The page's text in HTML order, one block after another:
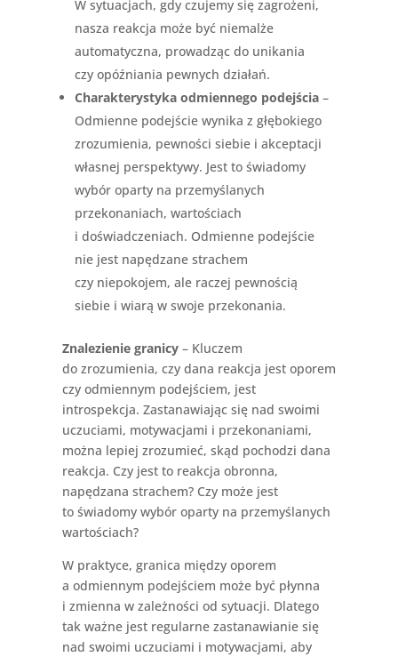
W sytuacjach, gdy czujemy się zagrożeni,
nasza reakcja może być niemalże
automatyczna, prowadząc do unikania
czy opóźniania pewnych działań.
Charakterystyka odmiennego podejścia–
Odmienne podejście wynika z głębokiego
zrozumienia, pewności siebie i akceptacji
własnej perspektywy. Jest to świadomy
wybór oparty na przemyślanych
przekonaniach, wartościach
i doświadczeniach. Odmienne podejście
nie jest napędzane strachem
czy niepokojem, ale raczej pewnością
siebie i wiarą w swoje przekonania.
Znalezienie granicy– Kluczem
do zrozumienia, czy dana reakcja jest oporem
czy odmiennym podejściem, jest
introspekcja. Zastanawiając się nad swoimi
uczuciami, motywacjami i przekonaniami,
można lepiej zrozumieć, skąd pochodzi dana
reakcja. Czy jest to reakcja obronna,
napędzana strachem? Czy może jest
to świadomy wybór oparty na przemyślanych
wartościach?
W praktyce, granica między oporem
a odmiennym podejściem może być płynna
i zmienna w zależności od sytuacji. Dlatego
tak ważne jest regularne zastanawianie się
nad swoimi uczuciami i motywacjami, aby